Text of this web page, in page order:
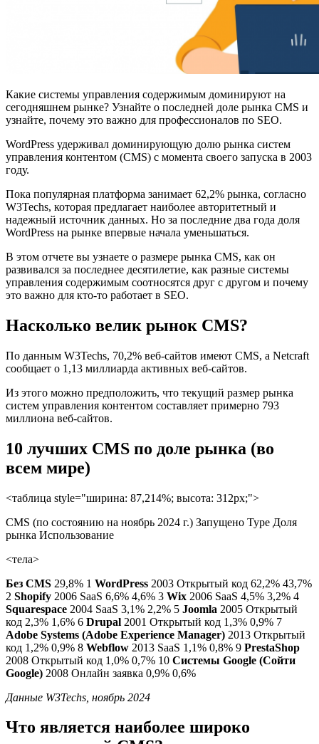
Какие системы управления содержимым доминируют на
сегодняшнем рынке? Узнайте о последней доле рынка CMS и
узнайте, почему это важно для профессионалов по SEO.
WordPress удерживал доминирующую долю рынка систем
управления контентом (CMS) с момента своего запуска в 2003
году.
Пока популярная платформа занимает 62,2% рынка, согласно
W3Techs, которая предлагает наиболее авторитетный и
надежный источник данных. Но за последние два года доля
WordPress на рынке впервые начала уменьшаться.
В этом отчете вы узнаете о размере рынка CMS, как он
развивался за последнее десятилетие, как разные системы
управления содержимым соотносятся друг с другом и почему
это важно для кто-то работает в SEO.
Насколько велик рынок CMS?
По данным W3Techs, 70,2% веб-сайтов имеют CMS, а Netcraft
сообщает о 1,13 миллиарда активных веб-сайтов.
Из этого можно предположить, что текущий размер рынка
систем управления контентом составляет примерно 793
миллиона веб-сайтов.
10 лучших CMS по доле рынка (во
всем мире)
<таблица style="ширина: 87,214%; высота: 312px;">
CMS (по состоянию на ноябрь 2024 г.) Запущено Type Доля
рынка Использование
<тела>
Без CMS 29,8% 1 WordPress 2003 Открытый код 62,2% 43,7%
2 Shopify 2006 SaaS 6,6% 4,6% 3 Wix 2006 SaaS 4,5% 3,2% 4
Squarespace 2004 SaaS 3,1% 2,2% 5 Joomla 2005 Открытый
код 2,3% 1,6% 6 Drupal 2001 Открытый код 1,3% 0,9% 7
Adobe Systems (Adobe Experience Manager) 2013 Открытый
код 1,2% 0,9% 8 Webflow 2013 SaaS 1,1% 0,8% 9 PrestaShop
2008 Открытый код 1,0% 0,7% 10 Системы Google (Сойти
Google) 2008 Онлайн заявка 0,9% 0,6%
Данные W3Techs, ноябрь 2024
Что является наиболее широко